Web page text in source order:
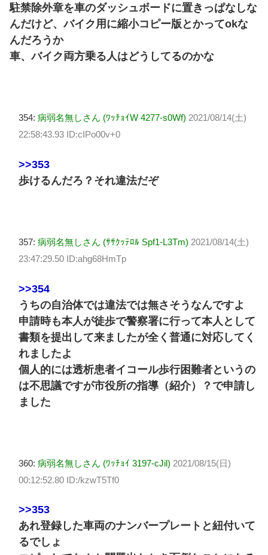
駐禁除外章を車のダッシュボードに置きっぱなしな
んだけど、バイク用に縮小コピー版とかってokな
んだろうか
車、バイク両方乗る人はどうしてるのかな
354: 病弱名無しさん (ﾜｯﾁｮｲW 4277-s0Wf) 2021/08/14(土)
22:58:43.93 ID:cIPo00v+0
>>353
歩けるんだろ？それ違法だぞ
357: 病弱名無しさん (ｻｻｸｯﾃﾛﾙ Spf1-L3Tm) 2021/08/14(土)
23:47:29.50 ID:ahg68HmTp
>>354
うちの自治体では違法では無さそうなんですよ
申請時も本人が徒歩で警察署に行って本人として
書類を提出して来ましたが全く普通に対応してく
れましたよ
個人的には透析患者イコール歩行困難者というの
は不思議ですが市役所の指導（紹介）？で申請し
ました
360: 病弱名無しさん (ﾜｯﾁｮｲ 3197-cJil) 2021/08/15(日)
00:12:52.80 ID:/kzwT5Tf0
>>353
あれ登録した車両のナンバープレートと紐付いて
るでしょ